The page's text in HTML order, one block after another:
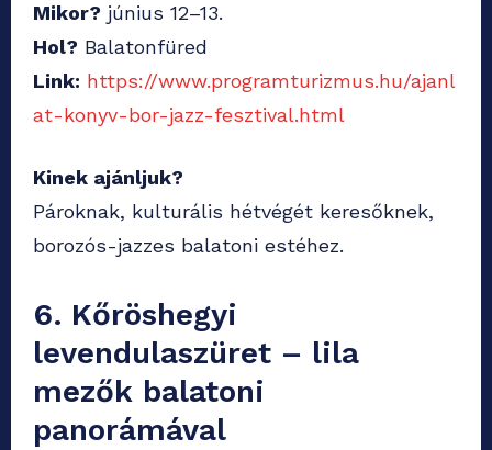
Mikor? június 12–13.
Hol? Balatonfüred
Link: https://www.programturizmus.hu/ajanl
at-konyv-bor-jazz-fesztival.html
Kinek ajánljuk?
Pároknak, kulturális hétvégét keresőknek,
borozós-jazzes balatoni estéhez.
6. Kőröshegyi
levendulaszüret – lila
mezők balatoni
panorámával